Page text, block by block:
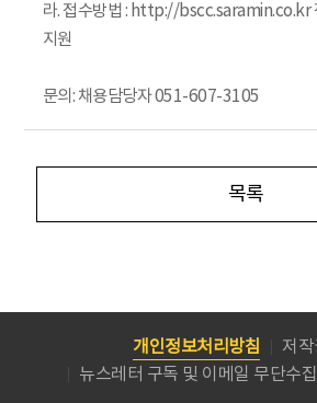
라. 접수방법 : http://bscc.saramin.co.kr
지원
문의: 채용담당자 051-607-3105
목록
개인정보처리방침
저
뉴스레터 구독 및 이메일 무단수